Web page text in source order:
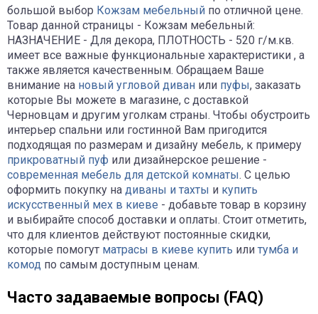
большой выбор Кожзам мебельный по отличной цене.
Товар данной страницы - Кожзам мебельный:
НАЗНАЧЕНИЕ - Для декора, ПЛОТНОСТЬ - 520 г/м.кв.
имеет все важные функциональные характеристики , а
также является качественным. Обращаем Ваше
внимание на новый угловой диван или пуфы, заказать
которые Вы можете в магазине, с доставкой
Черновцам и другим уголкам страны. Чтобы обустроить
интерьер спальни или гостинной Вам пригодится
подходящая по размерам и дизайну мебель, к примеру
прикроватный пуф или дизайнерское решение -
современная мебель для детской комнаты. С целью
оформить покупку на диваны и тахты и купить
искусственный мех в киеве - добавьте товар в корзину
и выбирайте способ доставки и оплаты. Стоит отметить,
что для клиентов действуют постоянные скидки,
которые помогут матрасы в киеве купить или тумба и
комод по самым доступным ценам.
Часто задаваемые вопросы (FAQ)